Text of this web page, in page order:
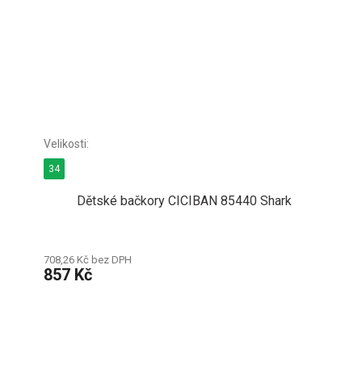
Dětské bačkory CICIBAN 85440 Shark
708,26 Kč bez DPH
857 Kč
34